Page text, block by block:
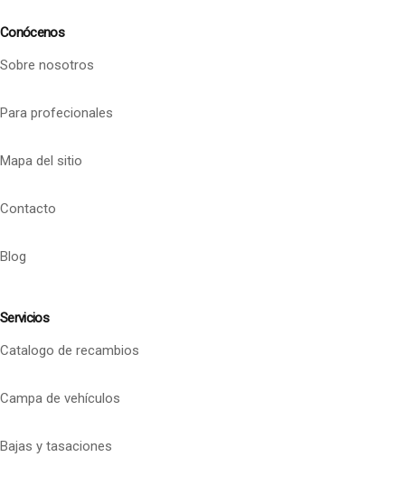
Conócenos
Sobre nosotros
Para profecionales
Mapa del sitio
Contacto
Blog
Servicios
Catalogo de recambios
Campa de vehículos
Bajas y tasaciones